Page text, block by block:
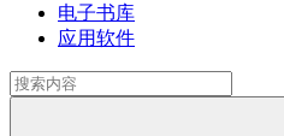
电子书库
应用软件